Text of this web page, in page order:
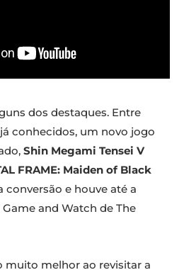
dos destaques. Entre
conhecidos, um novo jogo
Shin Megami Tensei V
FRAME: Maiden of Black
conversão e houve até a
and Watch de The
muito melhor ao revisitar a